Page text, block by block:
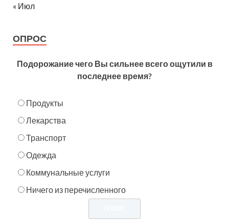
« Июл
ОПРОС
Подорожание чего Вы сильнее всего ощутили в
последнее время?
Продукты
Лекарства
Транспорт
Одежда
Коммунальные услуги
Ничего из перечисленного